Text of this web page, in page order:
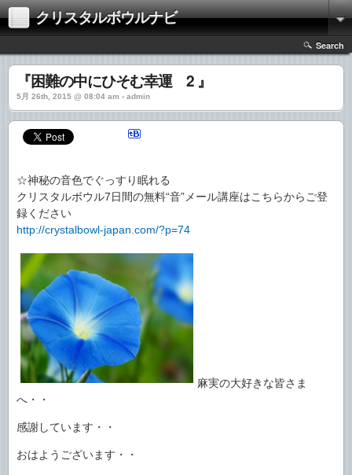
クリスタルボウルナビ
Search
『困難の中にひそむ幸運 2 』
5月 26th, 2015 @ 08:04 am › admin
☆神秘の音色でぐっすり眠れる
クリスタルボウル7日間の無料“音”メール講座はこちらからご登
録ください
http://crystalbowl-japan.com/?p=74
麻実の大好きな皆さま
へ・・
感謝しています・・
おはようございます・・